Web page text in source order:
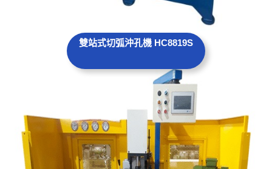
雙站式切弧沖孔機 HC8819S